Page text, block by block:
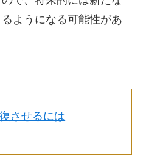
ようになる可能性があ
させるには